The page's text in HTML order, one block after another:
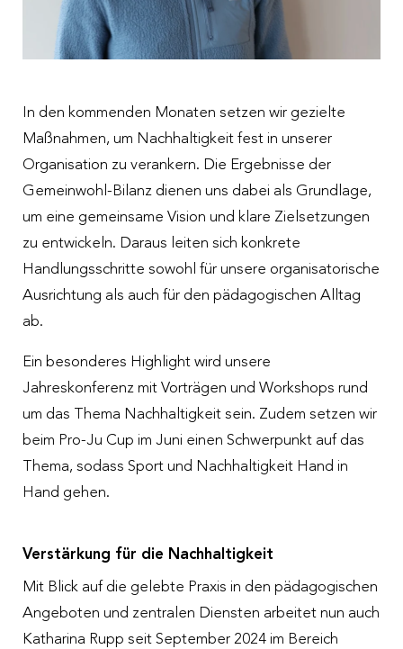
Spendendosen
Spendenabsetzbarkeit
Organisation
Nachhaltigkeit
Jahresberichte
Zahlen und Fakten
Partner:innen
Fragen und Antworten
Menschen
Traineeprogramm
Fragen und Antworten zur Bewerbung
Up to date
Meldungen
Veranstaltungen
Downloads
Pressesprecherin
In den kommenden Monaten setzen wir gezielte
Maßnahmen, um Nachhaltigkeit fest in unserer
Organisation zu verankern. Die Ergebnisse der
Gemeinwohl-Bilanz dienen uns dabei als Grundlage,
um eine gemeinsame Vision und klare Zielsetzungen
zu entwickeln. Daraus leiten sich konkrete
Handlungsschritte sowohl für unsere organisatorische
Ausrichtung als auch für den pädagogischen Alltag
ab.
Ein besonderes Highlight wird unsere
Jahreskonferenz mit Vorträgen und Workshops rund
um das Thema Nachhaltigkeit sein. Zudem setzen wir
beim Pro-Ju Cup im Juni einen Schwerpunkt auf das
Thema, sodass Sport und Nachhaltigkeit Hand in
Hand gehen.
Verstärkung für die Nachhaltigkeit
Mit Blick auf die gelebte Praxis in den pädagogischen
Angeboten und zentralen Diensten arbeitet nun auch
Katharina Rupp seit September 2024 im Bereich